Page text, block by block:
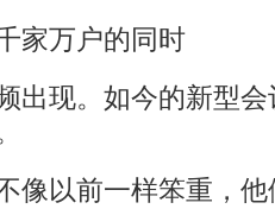
家万户的同时
出现。如今的新型
像以前一样笨重，